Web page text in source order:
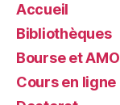
Accueil
Bibliothèques
Bourse et AMO
Cours en ligne